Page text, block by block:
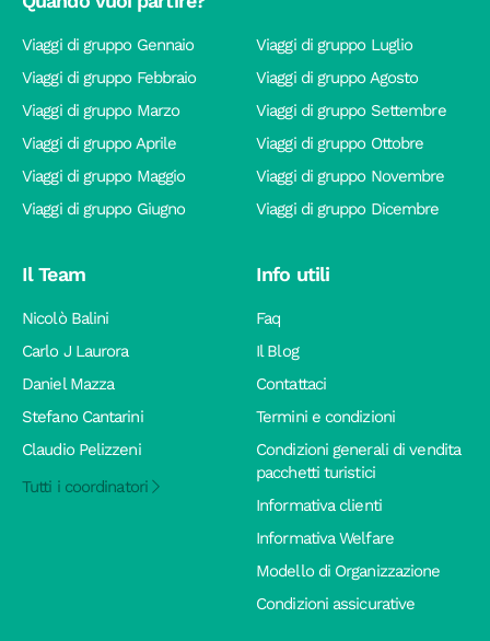
Viaggi di gruppo Gennaio
Viaggi di gruppo Febbraio
Viaggi di gruppo Marzo
Viaggi di gruppo Aprile
Viaggi di gruppo Maggio
Viaggi di gruppo Giugno
Viaggi di gruppo Luglio
Viaggi di gruppo Agosto
Viaggi di gruppo Settembre
Viaggi di gruppo Ottobre
Viaggi di gruppo Novembre
Viaggi di gruppo Dicembre
Il Team
Nicolò Balini
Carlo J Laurora
Daniel Mazza
Stefano Cantarini
Claudio Pelizzeni
Tutti i coordinatori
Info utili
Faq
Il Blog
Contattaci
Termini e condizioni
Condizioni generali di vendita
pacchetti turistici
Informativa clienti
Informativa Welfare
Modello di Organizzazione
Condizioni assicurative